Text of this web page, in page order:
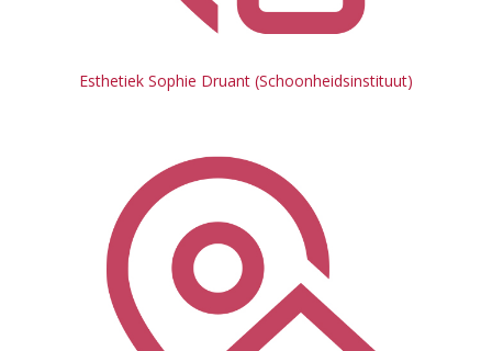
Esthetiek Sophie Druant (Schoonheidsinstituut)